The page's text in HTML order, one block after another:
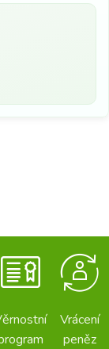
Vrácení
peněz